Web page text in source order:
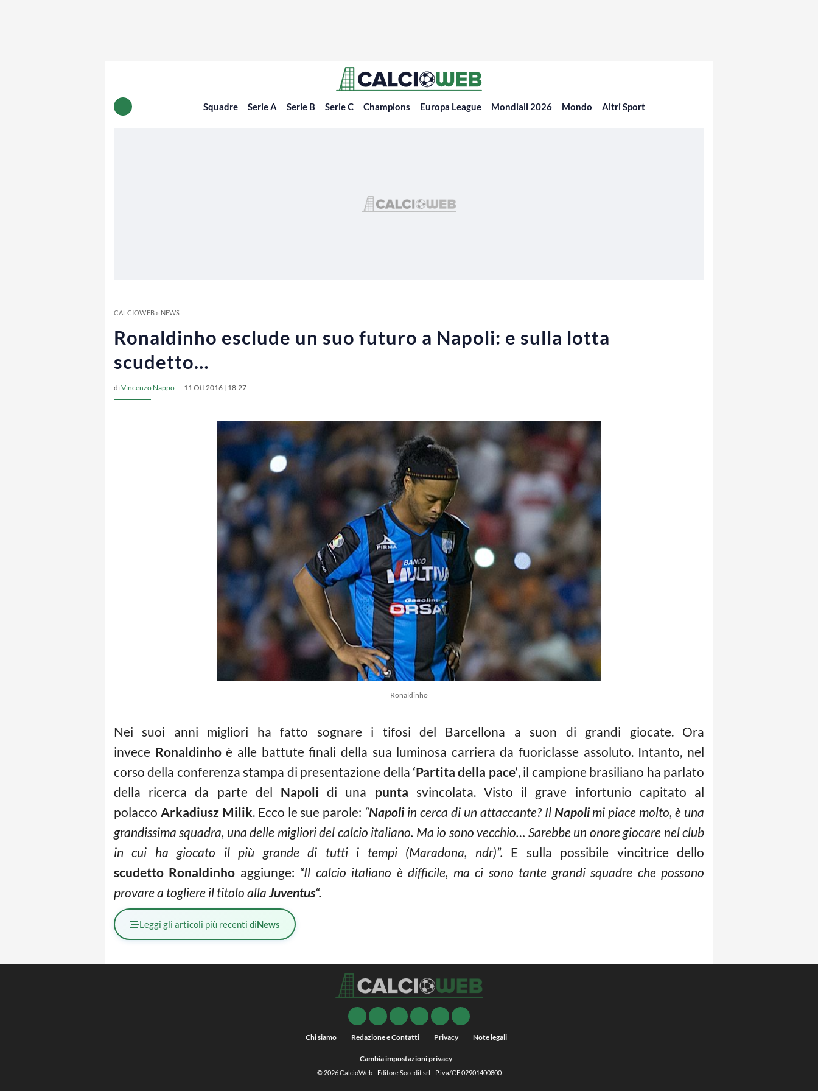
Squadre Serie A Serie B Serie C Champions Europa League Mondiali 2026 Mondo Altri Sport
CALCIOWEB» NEWS
Ronaldinho esclude un suo futuro a Napoli: e sulla lotta
scudetto…
diVincenzo Nappo 11 Ott 2016 | 18:27
Ronaldinho
Nei suoi anni migliori ha fatto sognare i tifosi del Barcellona a suon di grandi giocate. Ora
invece Ronaldinhoè alle battute finali della sua luminosa carriera da fuoriclasse assoluto. Intanto, nel
corso della conferenza stampa di presentazione della ‘Partita della pace’, il campione brasiliano ha parlato
della ricerca da parte del Napolidi una punta svincolata. Visto il grave infortunio capitato al
polacco Arkadiusz Milik. Ecco le sue parole: “Napoliin cerca di un attaccante? Il Napolimi piace molto, è una
grandissima squadra, una delle migliori del calcio italiano. Ma io sono vecchio… Sarebbe un onore giocare nel club
in cui ha giocato il più grande di tutti i tempi (Maradona, ndr)”. E sulla possibile vincitrice dello
scudetto Ronaldinho aggiunge: “Il calcio italiano è difficile, ma ci sono tante grandi squadre che possono
provare a togliere il titolo alla Juventus“.
Leggi gli articoli più recenti diNews
Chi siamo Redazione e Contatti Privacy Note legali
Cambia impostazioni privacy
© 2026CalcioWeb- Editore Socedit srl - P.iva/CF 02901400800